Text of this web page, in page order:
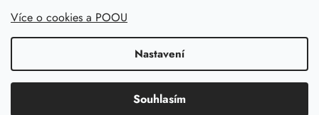
Více o cookies a POOU
Nastavení
Souhlasím